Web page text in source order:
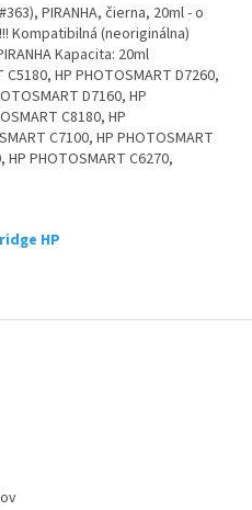
PIRANHA, čierna, 20ml - o
Kompatibilná (neoriginálna)
Kapacita: 20ml
HP PHOTOSMART D7260,
D7160, HP
C8180, HP
C7100, HP PHOTOSMART
HP PHOTOSMART C6270,
HP